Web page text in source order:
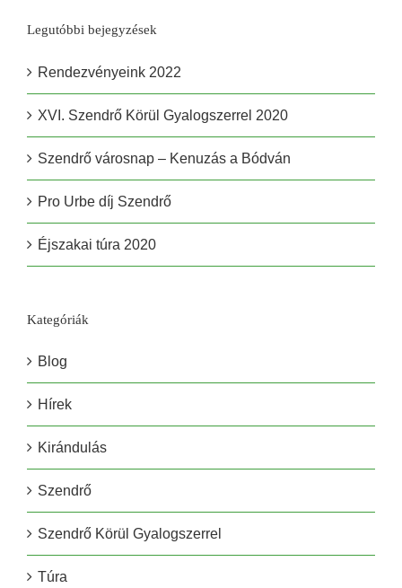
Legutóbbi bejegyzések
Rendezvényeink 2022
XVI. Szendrő Körül Gyalogszerrel 2020
Szendrő városnap – Kenuzás a Bódván
Pro Urbe díj Szendrő
Éjszakai túra 2020
Kategóriák
Blog
Hírek
Kirándulás
Szendrő
Szendrő Körül Gyalogszerrel
Túra